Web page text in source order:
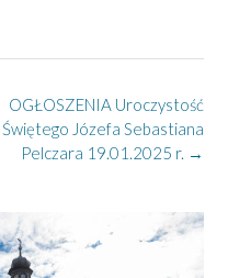
OGŁOSZENIA Uroczystość
Świętego Józefa Sebastiana
Pelczara 19.01.2025 r. →